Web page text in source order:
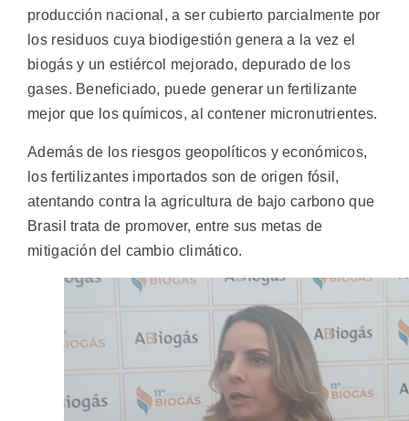
producción nacional, a ser cubierto parcialmente por
los residuos cuya biodigestión genera a la vez el
biogás y un estiércol mejorado, depurado de los
gases. Beneficiado, puede generar un fertilizante
mejor que los químicos, al contener micronutrientes.
Además de los riesgos geopolíticos y económicos,
los fertilizantes importados son de origen fósil,
atentando contra la agricultura de bajo carbono que
Brasil trata de promover, entre sus metas de
mitigación del cambio climático.